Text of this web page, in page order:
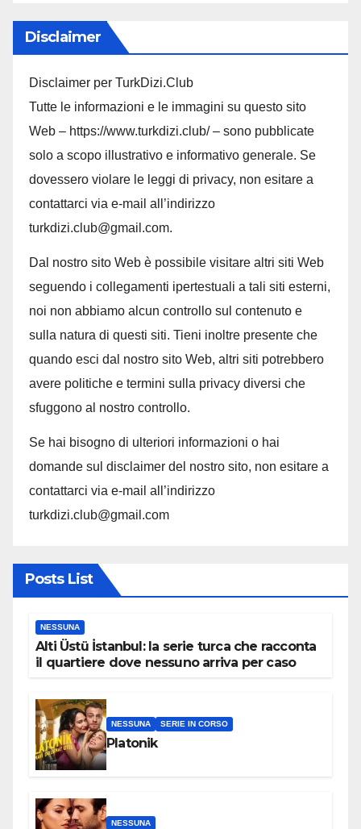
Disclaimer
Disclaimer per TurkDizi.Club
Tutte le informazioni e le immagini su questo sito
Web – https://www.turkdizi.club/ – sono pubblicate
solo a scopo illustrativo e informativo generale. Se
dovessero violare le leggi di privacy, non esitare a
contattarci via e-mail all’indirizzo
turkdizi.club@gmail.com.
Dal nostro sito Web è possibile visitare altri siti Web
seguendo i collegamenti ipertestuali a tali siti esterni,
noi non abbiamo alcun controllo sul contenuto e
sulla natura di questi siti. Tieni inoltre presente che
quando esci dal nostro sito Web, altri siti potrebbero
avere politiche e termini sulla privacy diversi che
sfuggono al nostro controllo.
Se hai bisogno di ulteriori informazioni o hai
domande sul disclaimer del nostro sito, non esitare a
contattarci via e-mail all’indirizzo
turkdizi.club@gmail.com
Posts List
NESSUNA
Alti Üstü İstanbul: la serie turca che racconta
il quartiere dove nessuno arriva per caso
NESSUNA SERIE IN CORSO
Platonik
NESSUNA